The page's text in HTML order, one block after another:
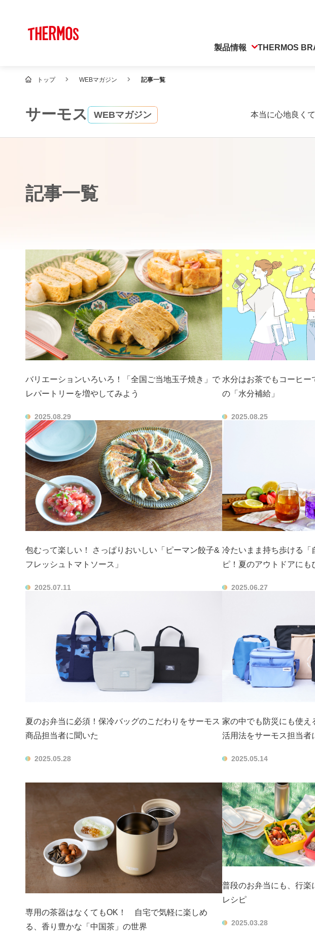
製品情報 THERMOS
トップ WEBマガジン 記事一覧
サーモス WEBマガジン 本当に心地良く
記事一覧
バリエーションいろいろ！「全国ご当地玉子焼き」で
レパートリーを増やしてみよう
2025.08.29
水分はお茶でもコーヒ
の「水分補給」
2025.08.25
包むって楽しい！ さっぱりおいしい「ピーマン餃子&
フレッシュトマトソース」
2025.07.11
冷たいまま持ち歩ける「
ピ！夏のアウトドアにも
2025.06.27
夏のお弁当に必須！保冷バッグのこだわりをサーモス
商品担当者に聞いた
2025.05.28
家の中でも防災にも使え
活用法をサーモス担当者
2025.05.14
専用の茶器はなくてもOK！ 自宅で気軽に楽しめ
る、香り豊かな「中国茶」の世界
普段のお弁当にも、行楽
レシピ
2025.03.28